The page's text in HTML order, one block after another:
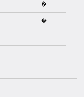
�
�